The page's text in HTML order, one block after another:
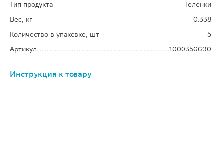
Тип продукта
Пеленки
Вес, кг
0.338
Количество в упаковке, шт
5
Артикул
1000356690
Инструкция к товару